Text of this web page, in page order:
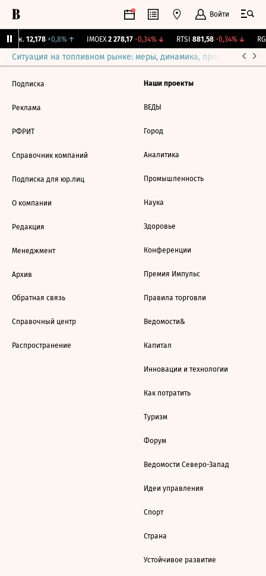
Войти
Бирж. 12,178 +0,8%↑ IMOEX 2 278,17 -0,34%↓ RTSI 881,58 -0,34%↓
Ситуация на топливном рынке: меры, динамика, прогнозы
Подписка
Реклама
РФРИТ
Справочник компаний
Подписка для юр.лиц
О компании
Редакция
Менеджмент
Архив
Обратная связь
Справочный центр
Распространение
Наши проекты
ВЕДЫ
Город
Аналитика
Промышленность
Наука
Здоровье
Конференции
Премия Импульс
Правила торговли
Ведомости&
Капитал
Инновации и технологии
Как потратить
Туризм
Форум
Ведомости Северо-Запад
Идеи управления
Спорт
Страна
Устойчивое развитие